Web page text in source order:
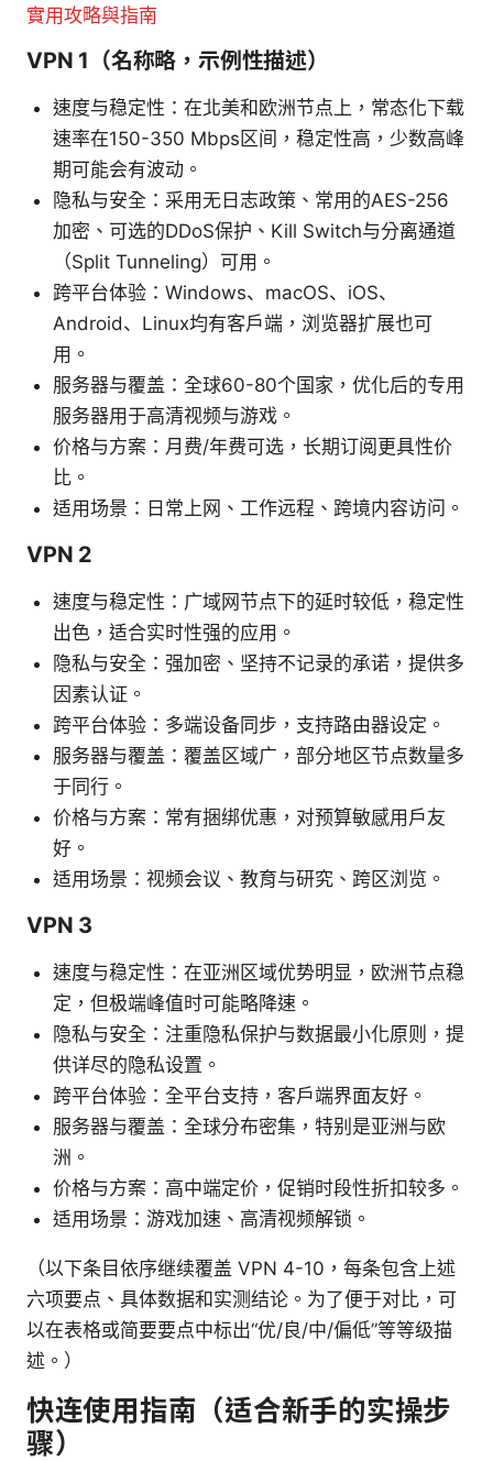
實用攻略與指南
VPN 1（名称略，示例性描述）
速度与稳定性：在北美和欧洲节点上，常态化下载
速率在150-350 Mbps区间，稳定性高，少数高峰
期可能会有波动。
隐私与安全：采用无日志政策、常用的AES-256
加密、可选的DDoS保护、Kill Switch与分离通道
（Split Tunneling）可用。
跨平台体验：Windows、macOS、iOS、
Android、Linux均有客户端，浏览器扩展也可
用。
服务器与覆盖：全球60-80个国家，优化后的专用
服务器用于高清视频与游戏。
价格与方案：月费/年费可选，长期订阅更具性价
比。
适用场景：日常上网、工作远程、跨境内容访问。
VPN 2
速度与稳定性：广域网节点下的延时较低，稳定性
出色，适合实时性强的应用。
隐私与安全：强加密、坚持不记录的承诺，提供多
因素认证。
跨平台体验：多端设备同步，支持路由器设定。
服务器与覆盖：覆盖区域广，部分地区节点数量多
于同行。
价格与方案：常有捆绑优惠，对预算敏感用户友
好。
适用场景：视频会议、教育与研究、跨区浏览。
VPN 3
速度与稳定性：在亚洲区域优势明显，欧洲节点稳
定，但极端峰值时可能略降速。
隐私与安全：注重隐私保护与数据最小化原则，提
供详尽的隐私设置。
跨平台体验：全平台支持，客户端界面友好。
服务器与覆盖：全球分布密集，特别是亚洲与欧
洲。
价格与方案：高中端定价，促销时段性折扣较多。
适用场景：游戏加速、高清视频解锁。
（以下条目依序继续覆盖 VPN 4-10，每条包含上述
六项要点、具体数据和实测结论。为了便于对比，可
以在表格或简要要点中标出“优/良/中/偏低”等等级描
述。）
快连使用指南（适合新手的实操步
骤）